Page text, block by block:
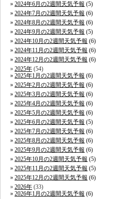
2024年6月の2週間天気予報 (5)
2024年7月の2週間天気予報 (6)
2024年8月の2週間天気予報 (6)
2024年9月の2週間天気予報 (5)
2024年10月の2週間天気予報 (6)
2024年11月の2週間天気予報 (6)
2024年12月の2週間天気予報 (6)
2025年 (54)
2025年1月の2週間天気予報 (6)
2025年2月の2週間天気予報 (6)
2025年3月の2週間天気予報 (6)
2025年4月の2週間天気予報 (6)
2025年5月の2週間天気予報 (6)
2025年6月の2週間天気予報 (5)
2025年7月の2週間天気予報 (6)
2025年8月の2週間天気予報 (6)
2025年9月の2週間天気予報 (6)
2025年10月の2週間天気予報 (5)
2025年11月の2週間天気予報 (5)
2025年12月の2週間天気予報 (6)
2026年 (33)
2026年1月の2週間天気予報 (6)